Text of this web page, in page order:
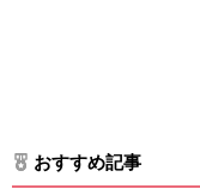
おすすめ記事